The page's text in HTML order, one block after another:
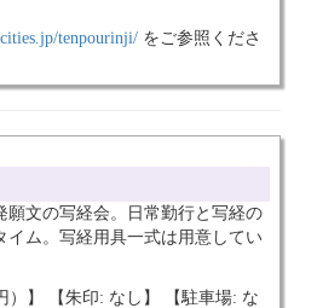
tenpourinji/ をご参照くださ
願文の写経会。日常勤行と写経の
イム。写経用具一式は用意してい
）】 【朱印: なし】 【駐車場: な